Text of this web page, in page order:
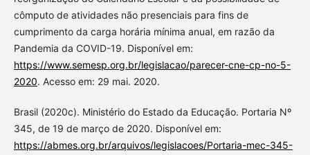
cômputo de atividades não presenciais para fins de
cumprimento da carga horária mínima anual, em razão da
Pandemia da COVID-19. Disponível em:
https://www.semesp.org.br/legislacao/parecer-cne-cp-no-5-
2020. Acesso em: 29 mai. 2020.
Brasil (2020c). Ministério do Estado da Educação. Portaria Nº
345, de 19 de março de 2020. Disponível em:
https://abmes.org.br/arquivos/legislacoes/Portaria-mec-345-